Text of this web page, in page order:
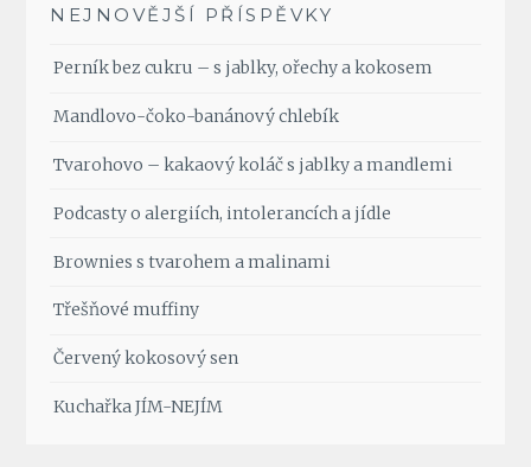
NEJNOVĚJŠÍ PŘÍSPĚVKY
Perník bez cukru – s jablky, ořechy a kokosem
Mandlovo-čoko-banánový chlebík
Tvarohovo – kakaový koláč s jablky a mandlemi
Podcasty o alergiích, intolerancích a jídle
Brownies s tvarohem a malinami
Třešňové muffiny
Červený kokosový sen
Kuchařka JÍM-NEJÍM